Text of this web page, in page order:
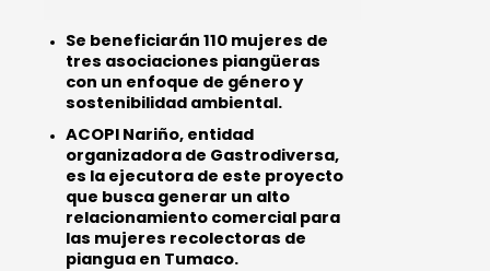
Se beneficiarán 110 mujeres de
tres asociaciones piangüeras
con un enfoque de género y
sostenibilidad ambiental.
ACOPI Nariño, entidad
organizadora de Gastrodiversa,
es la ejecutora de este proyecto
que busca generar un alto
relacionamiento comercial para
las mujeres recolectoras de
piangua en Tumaco.